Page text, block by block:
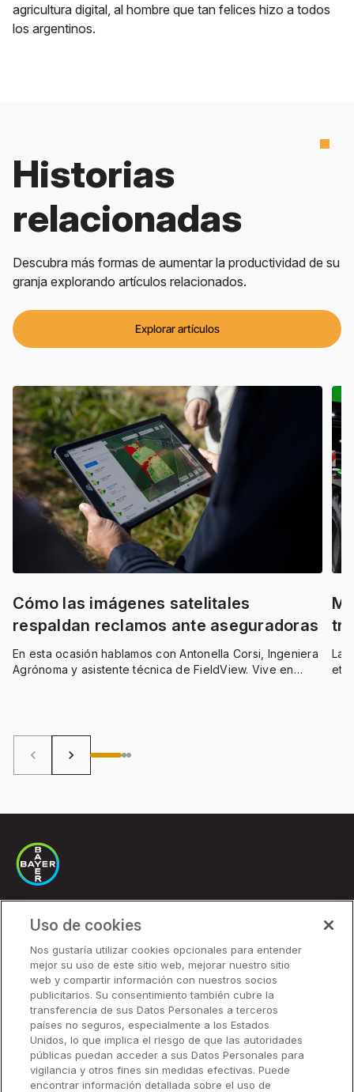
agricultura digital, al hombre que tan felices hizo a todos
los argentinos.
Historias
relacionadas
Descubra más formas de aumentar la productividad de su
granja explorando artículos relacionados.
Explorar artículos
Cómo las imágenes satelitales
respaldan reclamos ante aseguradoras
En esta ocasión hablamos con Antonella Corsi, Ingeniera
Agrónoma y asistente técnica de FieldView. Vive en
La
keyboard_arrow_left keyboard_arrow_right
Soluciones
Precios
Socios
Soluciones
Uso de cookies
Nos gustaría utilizar cookies opcionales para entender
mejor su uso de este sitio web, mejorar nuestro sitio
web y compartir información con nuestros socios
publicitarios. Su consentimiento también cubre la
transferencia de sus Datos Personales a terceros
países no seguros, especialmente a los Estados
Unidos, lo que implica el riesgo de que las autoridades
públicas puedan acceder a sus Datos Personales para
vigilancia y otros fines sin medidas efectivas. Puede
encontrar información detallada sobre el uso de